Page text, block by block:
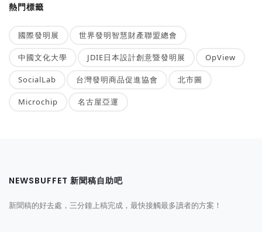
熱門標籤
國際發明展 世界發明智慧財產聯盟總會
中國文化大學 JDIE日本設計創意暨發明展 OpView
SocialLab 台灣發明商品促進協會 北市圖
Microchip 名古屋亞運
NEWSBUFFET 新聞稿自助吧
新聞稿的好去處，三分鐘上稿完成，最快接觸最多讀者的方案！